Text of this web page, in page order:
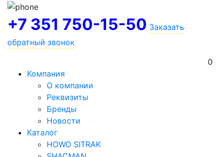
+7 351 750-15-50 Заказать
обратный звонок
0
Компания
О компании
Реквизиты
Бренды
Новости
Каталог
HOWO SITRAK